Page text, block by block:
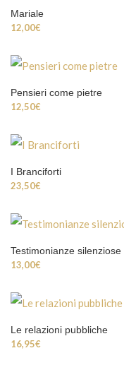
Mariale
12,00€
Pensieri come pietre
12,50€
I Branciforti
23,50€
Testimonianze silenziose
13,00€
Le relazioni pubbliche
16,95€